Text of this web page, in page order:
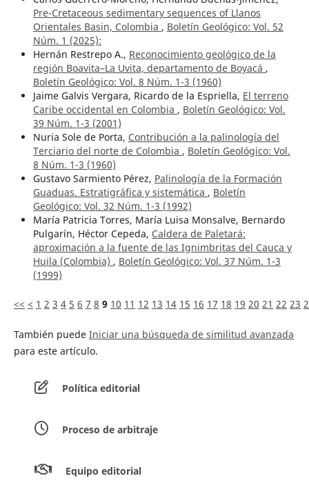
Pre-Cretaceous sedimentary sequences of Llanos
Orientales Basin, Colombia , Boletín Geológico: Vol. 52
Núm. 1 (2025):
Hernán Restrepo A., Reconocimiento geológico de la
región Boavita–La Uvita, departamento de Boyacá ,
Boletín Geológico: Vol. 8 Núm. 1-3 (1960)
Jaime Galvis Vergara, Ricardo de la Espriella, El terreno
Caribe occidental en Colombia , Boletín Geológico: Vol.
39 Núm. 1-3 (2001)
Nuria Sole de Porta, Contribución a la palinología del
Terciario del norte de Colombia , Boletín Geológico: Vol.
8 Núm. 1-3 (1960)
Gustavo Sarmiento Pérez, Palinología de la Formación
Guaduas. Estratigráfica y sistemática , Boletín
Geológico: Vol. 32 Núm. 1-3 (1992)
María Patricia Torres, María Luisa Monsalve, Bernardo
Pulgarín, Héctor Cepeda, Caldera de Paletará:
aproximación a la fuente de las Ignimbritas del Cauca y
Huila (Colombia) , Boletín Geológico: Vol. 37 Núm. 1-3
(1999)
<< < 1 2 3 4 5 6 7 8 9 10 11 12 13 14 15 16 17 18 19 20 21 22 23
También puede Iniciar una búsqueda de similitud avanzada
para este artículo.
Política editorial
Proceso de arbitraje
Equipo editorial